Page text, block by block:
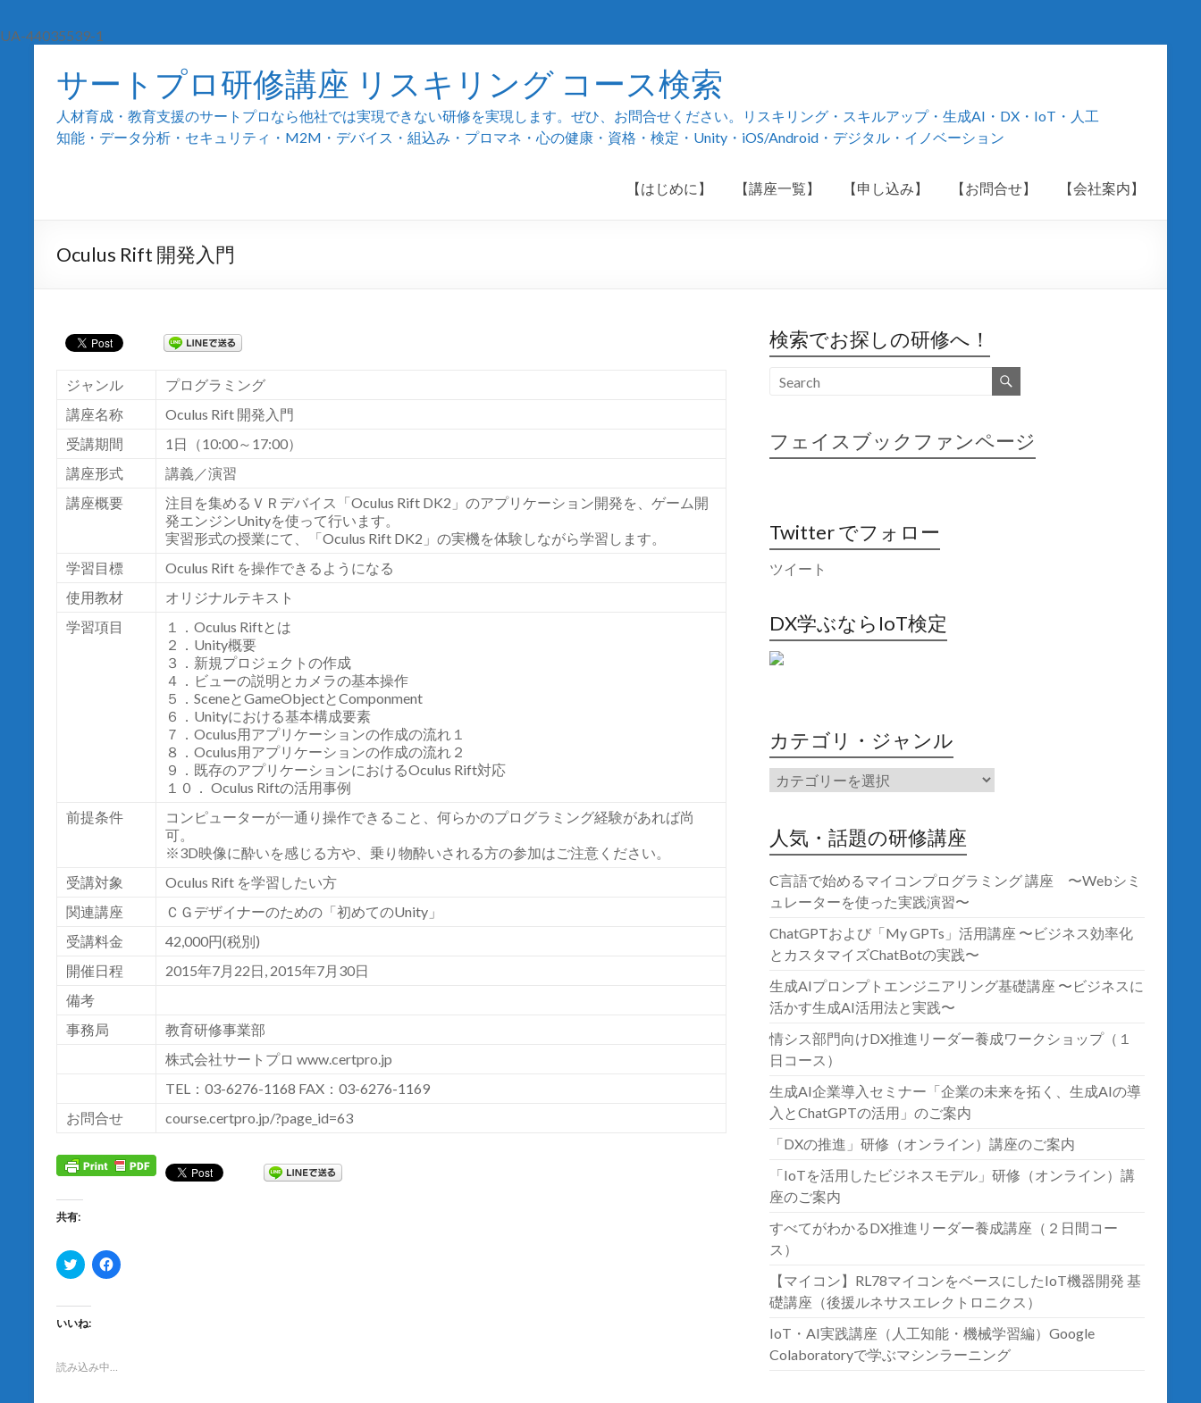
UA-44035539-1
サートプロ研修講座 リスキリング コース検索
人材育成・教育支援のサートプロなら他社では実現できない研修を実現します。ぜひ、お問合せください。リスキリング・スキルアップ・生成AI・DX・IoT・人工
知能・データ分析・セキュリティ・M2M・デバイス・組込み・プロマネ・心の健康・資格・検定・Unity・iOS/Android・デジタル・イノベーション
【はじめに】 【講座一覧】 【申し込み】 【お問合せ】 【会社案内】
Oculus Rift 開発入門
ジャンル
プログラミング
講座名称
Oculus Rift 開発入門
受講期間
1日（10:00～17:00）
講座形式
講義／演習
講座概要
注目を集めるＶＲデバイス「Oculus Rift DK2」のアプリケーション開発を、ゲーム開
発エンジンUnityを使って行います。
実習形式の授業にて、「Oculus Rift DK2」の実機を体験しながら学習します。
学習目標
Oculus Rift を操作できるようになる
使用教材
オリジナルテキスト
学習項目
１．Oculus Riftとは
２．Unity概要
３．新規プロジェクトの作成
４．ビューの説明とカメラの基本操作
５．SceneとGameObjectとComponment
６．Unityにおける基本構成要素
７．Oculus用アプリケーションの作成の流れ１
８．Oculus用アプリケーションの作成の流れ２
９．既存のアプリケーションにおけるOculus Rift対応
１０． Oculus Riftの活用事例
前提条件
コンピューターが一通り操作できること、何らかのプログラミング経験があれば尚
可。
※3D映像に酔いを感じる方や、乗り物酔いされる方の参加はご注意ください。
受講対象
Oculus Rift を学習したい方
関連講座
ＣＧデザイナーのための「初めてのUnity」
受講料金
42,000円(税別)
開催日程
2015年7月22日, 2015年7月30日
備考
事務局
教育研修事業部
株式会社サートプロ www.certpro.jp
TEL：03-6276-1168 FAX：03-6276-1169
お問合せ
course.certpro.jp/?page_id=63
共有:
ク
リ
し
て
T
t
F
a
共
いいね:
読み込み中…
検索でお探しの研修へ！
フェイスブックファンページ
Twitter でフォロー
ツイート
DX学ぶならIoT検定
カテゴリ・ジャンル
人気・話題の研修講座
C言語で始めるマイコンプログラミング 講座 〜Webシミ
ュレーターを使った実践演習〜
ChatGPTおよび「My GPTs」活用講座 〜ビジネス効率化
とカスタマイズChatBotの実践〜
生成AIプロンプトエンジニアリング基礎講座 〜ビジネスに
活かす生成AI活用法と実践〜
情シス部門向けDX推進リーダー養成ワークショップ（１
日コース）
生成AI企業導入セミナー「企業の未来を拓く、生成AIの導
入とChatGPTの活用」のご案内
「DXの推進」研修（オンライン）講座のご案内
「IoTを活用したビジネスモデル」研修（オンライン）講
座のご案内
すべてがわかるDX推進リーダー養成講座（２日間コー
ス）
【マイコン】RL78マイコンをベースにしたIoT機器開発 基
礎講座（後援ルネサスエレクトロニクス）
IoT・AI実践講座（人工知能・機械学習編）Google
Colaboratoryで学ぶマシンラーニング